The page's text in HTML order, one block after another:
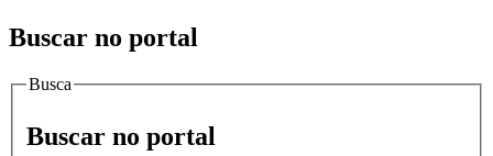
Buscar no portal
Busca
Buscar no portal